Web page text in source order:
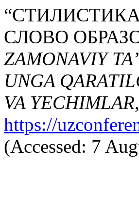
СЛОВО
ZAMONAVIY
UNGA
VA YECHIMLAR
https://
(Accessed: 7